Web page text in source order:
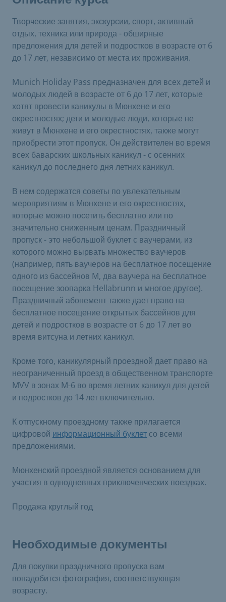
Творческие занятия, экскурсии, спорт, активный
отдых, техника или природа - обширные
предложения для детей и подростков в возрасте от 6
до 17 лет, независимо от места их проживания.
Munich Holiday Pass предназначен для всех детей и
молодых людей в возрасте от 6 до 17 лет, которые
хотят провести каникулы в Мюнхене и его
окрестностях; дети и молодые люди, которые не
живут в Мюнхене и его окрестностях, также могут
приобрести этот пропуск. Он действителен во время
всех баварских школьных каникул - с осенних
каникул до последнего дня летних каникул.
В нем содержатся советы по увлекательным
мероприятиям в Мюнхене и его окрестностях,
которые можно посетить бесплатно или по
значительно сниженным ценам. Праздничный
пропуск - это небольшой буклет с ваучерами, из
которого можно вырвать множество ваучеров
(например, пять ваучеров на бесплатное посещение
одного из бассейнов M, два ваучера на бесплатное
посещение зоопарка Hellabrunn и многое другое).
Праздничный абонемент также дает право на
бесплатное посещение открытых бассейнов для
детей и подростков в возрасте от 6 до 17 лет во
время витсуна и летних каникул.
Кроме того, каникулярный проездной дает право на
неограниченный проезд в общественном транспорте
MVV в зонах M-6 во время летних каникул для детей
и подростков до 14 лет включительно.
К отпускному проездному также прилагается
цифровой информационный буклет со всеми
предложениями.
Мюнхенский проездной является основанием для
участия в однодневных приключенческих поездках.
Продажа круглый год
Необходимые документы
Для покупки праздничного пропуска вам
понадобится фотография, соответствующая
возрасту.